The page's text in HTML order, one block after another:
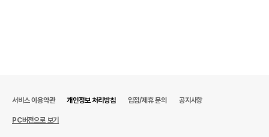
서비스 이용약관 개인정보 처리방침 입점/제휴 문의 공지사항
PC버전으로 보기